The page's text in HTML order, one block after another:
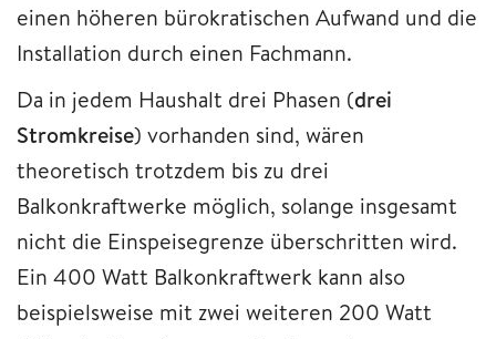
einen höheren bürokratischen Aufwand und die
Installation durch einen Fachmann.
Da in jedem Haushalt drei Phasen (drei
Stromkreise) vorhanden sind, wären
theoretisch trotzdem bis zu drei
Balkonkraftwerke möglich, solange insgesamt
nicht die Einspeisegrenze überschritten wird.
Ein 400 Watt Balkonkraftwerk kann also
beispielsweise mit zwei weiteren 200 Watt